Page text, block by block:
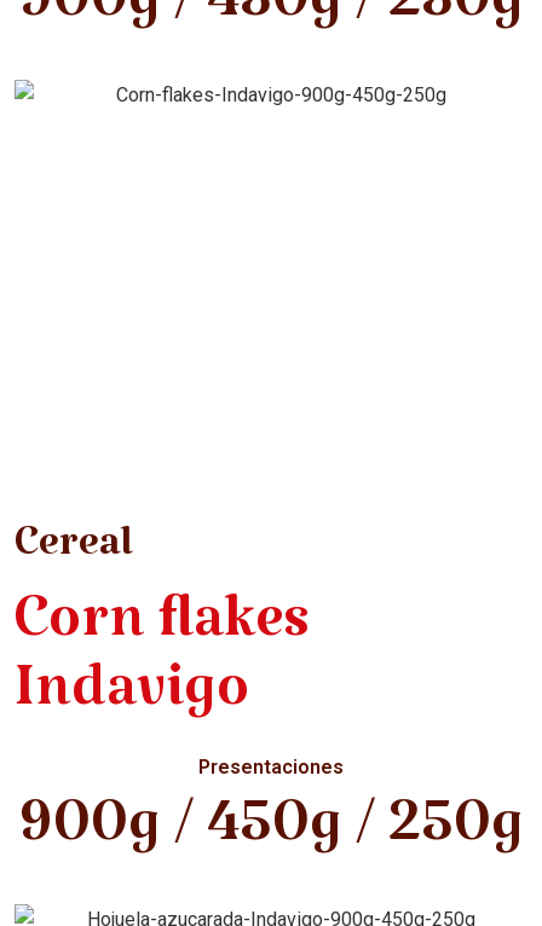
Cereal
Corn flakes
Indavigo
Presentaciones
900g / 450g / 250g